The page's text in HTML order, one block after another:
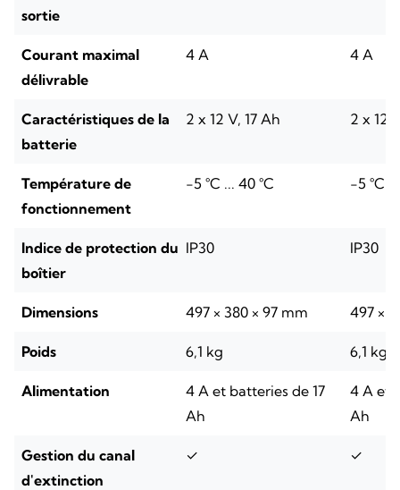
sortie
Courant maximal
délivrable
4 A 4 A
Caractéristiques de la
batterie
2 x 12 V, 17 Ah 2 x 12
Température de
fonctionnement
-5 °C ... 40 °C -5 °C
Indice de protection du
boîtier
IP30 IP30
Dimensions 497 × 380 × 97 mm 497 ×
Poids 6,1 kg 6,1 kg
Alimentation
4 A et batteries de 17
Ah
4 A et
Ah
Gestion du canal
d'extinction
✓ ✓